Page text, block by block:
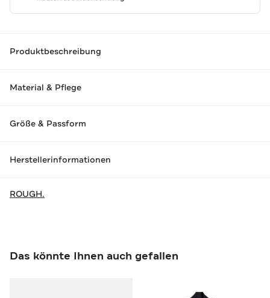
Produktbeschreibung
Material & Pflege
Größe & Passform
Herstellerinformationen
ROUGH.
Das könnte Ihnen auch gefallen